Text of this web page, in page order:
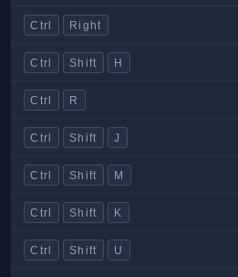
Ctrl Right
Ctrl Shift H
Ctrl R
Ctrl Shift J
Ctrl Shift M
Ctrl Shift K
Ctrl Shift U